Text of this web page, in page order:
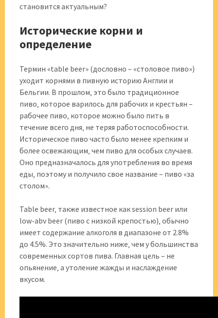
становится актуальным?
Исторические корни и
определение
Термин «table beer» (дословно – «столовое пиво»)
уходит корнями в пивную историю Англии и
Бельгии. В прошлом‚ это было традиционное
пиво‚ которое варилось для рабочих и крестьян –
рабочее пиво‚ которое можно было пить в
течение всего дня‚ не теряя работоспособности.
Историческое пиво часто было менее крепким и
более освежающим‚ чем пиво для особых случаев.
Оно предназначалось для употребления во время
еды‚ поэтому и получило свое название – пиво «за
столом».
Table beer‚ также известное как session beer или
low-abv beer (пиво с низкой крепостью)‚ обычно
имеет содержание алкоголя в диапазоне от 2.8%
до 4.5%. Это значительно ниже‚ чем у большинства
современных сортов пива. Главная цель – не
опьянение‚ а утоление жажды и наслаждение
вкусом.